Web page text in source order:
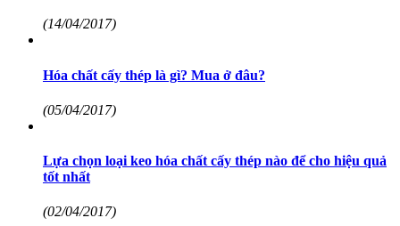
(14/04/2017)
Hóa chất cấy thép là gì? Mua ở đâu?
(05/04/2017)
Lựa chọn loại keo hóa chất cấy thép nào để cho hiệu quả
tốt nhất
(02/04/2017)